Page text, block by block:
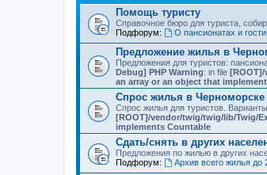
Помощь туристу
Справочное бюро для туриста,
Подфорум:
О пансионатах и
Предложение жилья в
Предложения для туристов:
Debug] PHP Warning: in file
an array or an object that
Спрос жилья в Черноморске
Спрос жилья для туристов.
[ROOT]/vendor/twig/twig/lib/Twig/
implements Countable
Сдать/снять в других
Предложения по жилью в других
Подфорум:
Архив всего жилья до